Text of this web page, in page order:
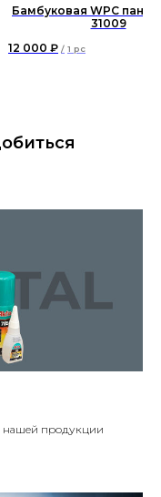
Бамбуковая WPC
31009
12 000 ₽ / 1 pc
нашей продукции